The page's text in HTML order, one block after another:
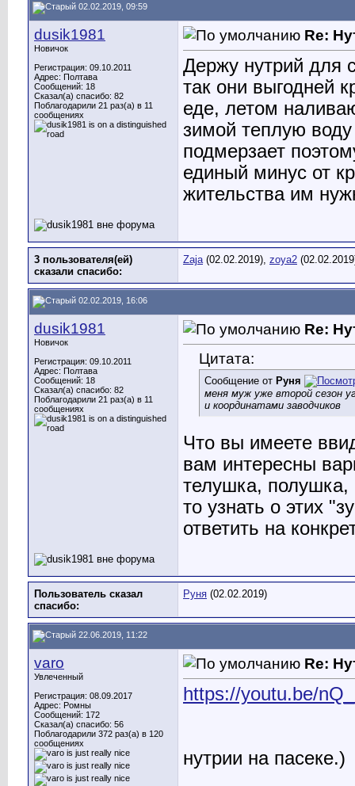
02.02.2019, 09:59
dusik1981
Новичок
Регистрация: 09.10.2011
Адрес: Полтава
Сообщений: 18
Сказал(а) спасибо: 82
Поблагодарили 21 раз(а) в 11
сообщениях
Re:
Держу нутрий для
так они выгодней
еде, летом
зимой теплую
подмерзает
единый минус от
жительства им
3 пользователя(ей)
сказали cпасибо:
Zaja(02.02.2019), zoya2
02.02.2019, 16:06
dusik1981
Новичок
Регистрация: 09.10.2011
Адрес: Полтава
Сообщений: 18
Сказал(а) спасибо: 82
Поблагодарили 21 раз(а) в 11
сообщениях
Re:
Цитата:
Сообщение от Руня
меня муж уже второй сезон
и координатами заводчиков
Что вы имеете
вам интересны
телушка, полушка,
то узнать о этих
ответить на
Пользователь сказал
cпасибо:
Руня (02.02.2019)
22.06.2019, 11:22
varo
Увлеченный
Регистрация: 08.09.2017
Адрес: Ромны
Сообщений: 172
Сказал(а) спасибо: 56
Поблагодарили 372 раз(а) в 120
сообщениях
Re:
https://youtu.be/
нутрии на пасеке.)